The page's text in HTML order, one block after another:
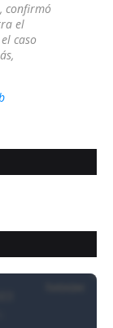
confirmó
el
caso